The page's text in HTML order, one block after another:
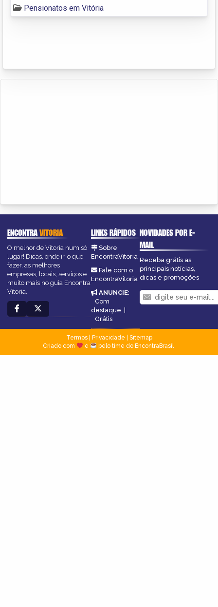
Pensionatos em Vitória
ENCONTRAVITORIA
O melhor de Vitoria num só
lugar! Dicas, onde ir, o que
fazer, as melhores
empresas, locais, serviços e
muito mais no guia Encontra
Vitoria.
LINKS RÁPIDOS
Sobre
EncontraVitoria
Fale com o
EncontraVitoria
ANUNCIE:
Com
destaque |
Grátis
NOVIDADES POR E-
MAIL
Receba grátis as
principais notícias,
dicas e promoções
Termos| Privacidade
Sitemap
Criado com
e pelo time do EncontraBrasil